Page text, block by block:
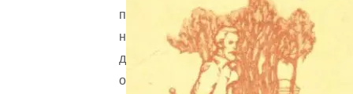
предпочитая
не
думать
о